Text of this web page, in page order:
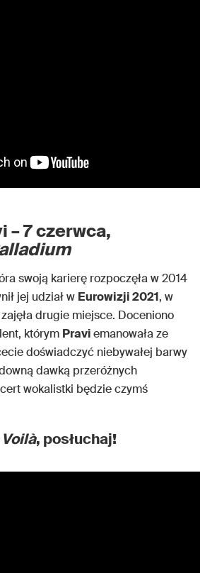
– 7 czerwca,
swoją karierę rozpoczęła w 2014
jej udział w Eurowizji 2021, w
drugie miejsce. Doceniono
którym Praviemanowała ze
doświadczyć niebywałej barwy
dawką przeróżnych
wokalistki będzie czymś
Voilà, posłuchaj!